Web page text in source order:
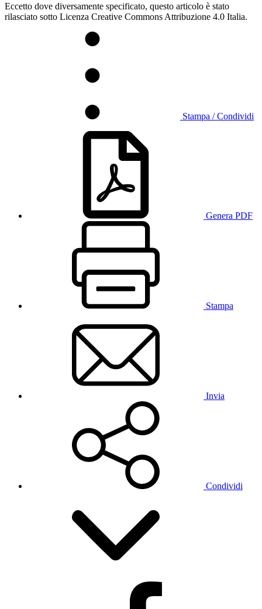
Eccetto dove diversamente specificato, questo articolo è stato
rilasciato sotto Licenza Creative Commons Attribuzione 4.0 Italia.
Stampa / Condividi
Genera PDF
Stampa
Invia
Condividi